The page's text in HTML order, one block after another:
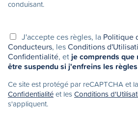
conduisant.
J'accepte ces règles, la Politique
Conducteurs, lesConditions
Confidentialité, etje comprends
être suspendu si j'enfreins les règles
Ce site est protégé par reCAPTCHA et la
Confidentialitéet lesConditions
s'appliquent.